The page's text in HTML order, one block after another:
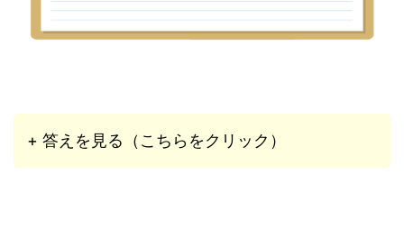
+ 答えを見る（こちらをクリック）